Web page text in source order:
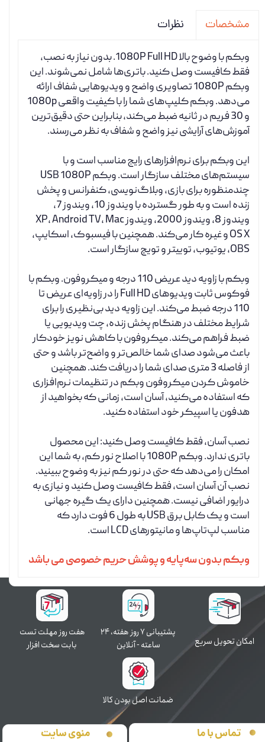
مشخصات نظرات
وبکم با وضوح بالا 1080P Full HD. بدون نیاز به نصب،
فقط کافیست وصل کنید. باتری‌ها شامل نمی‌شوند. این
وبکم 1080P تصاویری واضح و ویدیوهایی شفاف ارائه
می‌دهد. وبکم کلیپ‌های شما را با کیفیت واقعی 1080p
و 30 فریم در ثانیه ضبط می‌کند، بنابراین حتی دقیق‌ترین
آموزش‌های آرایشی نیز واضح و شفاف به نظر می‌رسند.
این وبکم برای نرم‌افزارهای رایج مناسب است و با
سیستم‌های مختلف سازگار است. وبکم USB 1080P
چندمنظوره برای بازی، وبلاگ‌نویسی، کنفرانس و پخش
زنده است و به طور گسترده با ویندوز 10، ویندوز 7،
ویندوز 8، ویندوز 2000، ویندوز XP، Android TV، Mac
OS X و غیره کار می‌کند. همچنین با فیسبوک، اسکایپ،
OBS، یوتیوب، توییتر و تویچ سازگار است.
وبکم با زاویه دید عریض 110 درجه و میکروفون. وبکم با
فوکوس ثابت ویدیوهای Full HD را در زاویه‌ای عریض تا
110 درجه ضبط می‌کند. این زاویه دید بی‌نظیری را برای
شرایط مختلف در هنگام پخش زنده، چت ویدیویی یا
ضبط فراهم می‌کند. میکروفون با کاهش نویز خودکار
باعث می‌شود صدای شما خالص‌تر و واضح‌تر باشد و حتی
از فاصله 3 متری صدای شما را دریافت کند. همچنین
خاموش کردن میکروفون وبکم در تنظیمات نرم‌افزاری
که استفاده می‌کنید، آسان است، زمانی که بخواهید از
هدفون یا اسپیکر خود استفاده کنید.
نصب آسان، فقط کافیست وصل کنید: این محصول
باتری ندارد. وبکم 1080P با اصلاح نور کم، به شما این
امکان را می‌دهد که حتی در نور کم نیز به وضوح ببینید.
نصب آن آسان است، فقط کافیست وصل کنید و نیازی به
درایور اضافی نیست. همچنین دارای یک گیره جهانی
است و یک کابل برق USB به طول 6 فوت دارد که
مناسب لپ‌تاپ‌ها و مانیتورهای LCD است.
وبکم بدون سه‌پایه و پوشش حریم خصوصی می باشد
منوی سایت تماس با ما
اﻣﮑﺎن ﺗﺤﻮﯾﻞ سریع
پشتیبانی ۷ روز ﻫﻔﺘﻪ، ۲۴
ﺳﺎﻋﺘﻪ - آنلاین
هفت روز مهلت تست
بابت سخت افزار
ﺿﻤﺎﻧﺖ اﺻﻞ ﺑﻮدن ﮐﺎﻟﺎ